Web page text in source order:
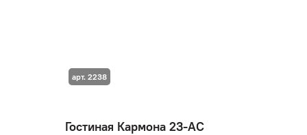
Гостиная Кармона 23-АС
арт. 2238